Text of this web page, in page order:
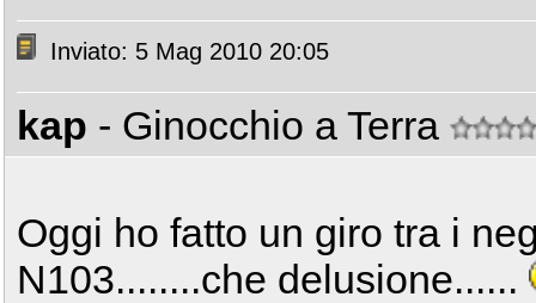
Inviato: 5 Mag 2010 20:05
kap - Ginocchio a Terra
Oggi ho fatto un giro tra i
N103........che delusione......